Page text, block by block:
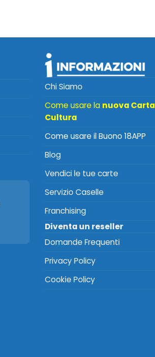
Chi Siamo
Come usare la nuova Carta
Cultura
Come usare il Buono 18APP
Blog
Vendici le tue carte
Servizio Caselle
Franchising
Diventa un reseller
Domande Frequenti
Privacy Policy
Cookie Policy